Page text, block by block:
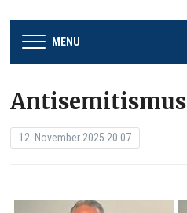
MENU
Antisemitismus
12. November 2025 20:07